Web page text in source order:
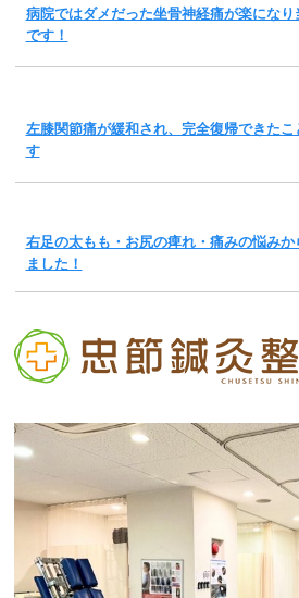
病院ではダメだった坐骨神経痛が楽になり
です！
左膝関節痛が緩和され、完全復帰できたこ
す
右足の太もも・お尻の痺れ・痛みの悩みか
ました！